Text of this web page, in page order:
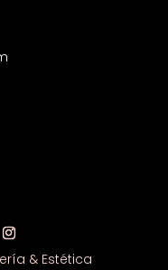
& Estética